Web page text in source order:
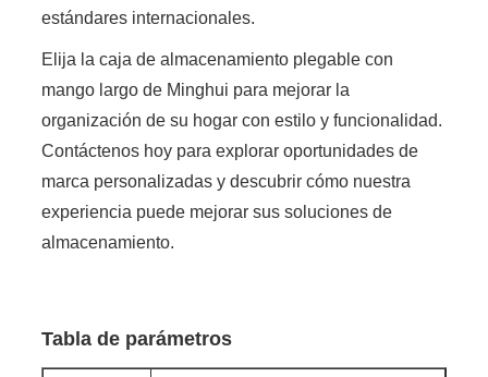
estándares internacionales.
Elija la caja de almacenamiento plegable con
mango largo de Minghui para mejorar la
organización de su hogar con estilo y funcionalidad.
Contáctenos hoy para explorar oportunidades de
marca personalizadas y descubrir cómo nuestra
experiencia puede mejorar sus soluciones de
almacenamiento.
Tabla de parámetros